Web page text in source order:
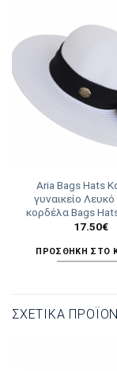
Aria Bags Hats
γυναικείο
κορδέλα Bags
17.50€
ΠΡΟΣΘΉΚΗ ΣΤΟ
ΣΧΕΤΙΚΆ